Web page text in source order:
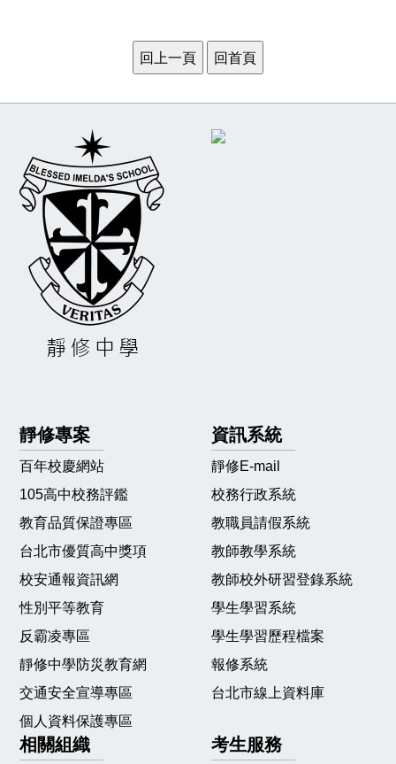
靜修專案
百年校慶網站
105高中校務評鑑
教育品質保證專區
台北市優質高中獎項
校安通報資訊網
性別平等教育
反霸凌專區
靜修中學防災教育網
交通安全宣導專區
個人資料保護專區
資訊系統
靜修E-mail
校務行政系統
教職員請假系統
教師教學系統
教師校外研習登錄系統
學生學習系統
學生學習歷程檔案
報修系統
台北市線上資料庫
相關組織 考生服務